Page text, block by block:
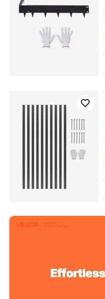
rasenkanten set
drehmaschine metall